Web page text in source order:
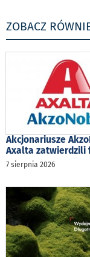
ZOBACZ
Akcjonariusze
Axalta zatwierdzili
7 sierpnia 2026